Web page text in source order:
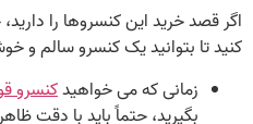
اگر قصد خرید این کنسروها را
کنید تا بتوانید یک کنسرو سالم و
زمانی که می‌ خواهیدکنسرو
بگیرید، حتماً باید با دقت